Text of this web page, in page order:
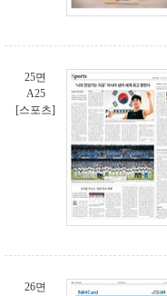
25면
A25
[스포츠]
26면